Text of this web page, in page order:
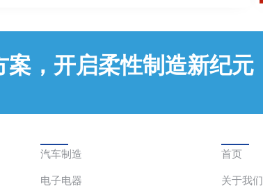
案，开启柔性制造新纪元
汽车制造
电子电器
首页
关于我们